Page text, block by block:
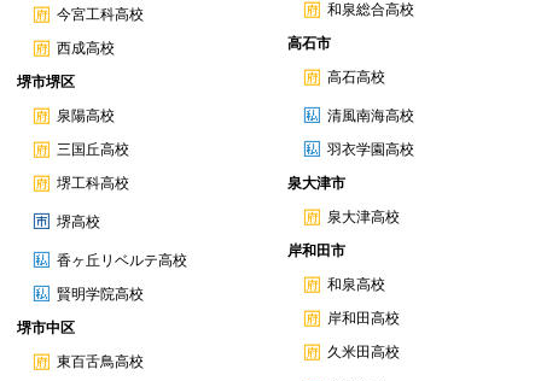
今宮工科高校
西成高校
堺市堺区
泉陽高校
三国丘高校
堺工科高校
堺高校
香ヶ丘リベルテ高校
賢明学院高校
堺市中区
東百舌鳥高校
和泉総合高校
高石市
高石高校
清風南海高校
羽衣学園高校
泉大津市
泉大津高校
岸和田市
和泉高校
岸和田高校
久米田高校